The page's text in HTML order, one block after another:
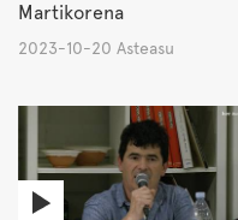
Martikorena
2023-10-20 Asteasu